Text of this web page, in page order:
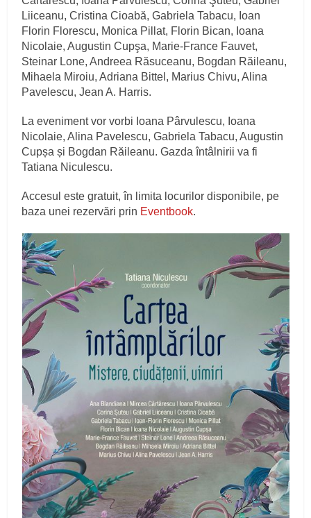
Liiceanu, Cristina Cioabă, Gabriela Tabacu, Ioan
Florin Florescu, Monica Pillat, Florin Bican, Ioana
Nicolaie, Augustin Cupşa, Marie-France Fauvet,
Steinar Lone, Andreea Răsuceanu, Bogdan Răileanu,
Mihaela Miroiu, Adriana Bittel, Marius Chivu, Alina
Pavelescu, Jean A. Harris.
La eveniment vor vorbi Ioana Pârvulescu, Ioana
Nicolaie, Alina Pavelescu, Gabriela Tabacu, Augustin
Cupșa și Bogdan Răileanu. Gazda întâlnirii va fi
Tatiana Niculescu.
Accesul este gratuit, în limita locurilor disponibile, pe
baza unei rezervări prin Eventbook.